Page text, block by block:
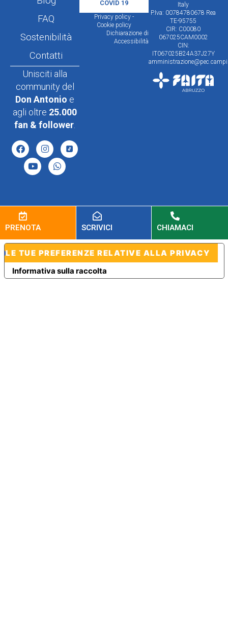
Italy
P.Iva: 00784780678 Rea
TE-95755
CIR: C00080
067025CAM0002
CIN:
IT067025B24A37J27Y
FAQ
Sostenibilità
Contatti
Unisciti alla
community del
Don Antonio e
agli oltre 25.000
fan & follower
COVID 19
Privacy policy -
Cookie policy
Dichiarazione di
Accessibilità
PRENOTA SCRIVICI CHIAMACI
Informativa sulla raccolta
LE TUE PREFERENZE RELATIVE ALLA PRIVACY